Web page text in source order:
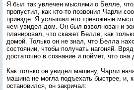
Я был так увлечен мыслями о Белле,
пропустил, как кто-то позвонил Чарли
приезде. Я услышал его тревожные
чем увидел дом. Он был взволнован и
планировал, что скажет Белле, как
домой. Только он не знал, что Белла
состоянии, чтобы получать нагоняй.
достаточно в сознание и поймет, что она
Как только он увидел машину, Чарли
машина не могла подъехать быстрее, и,
остановился, он закричал: